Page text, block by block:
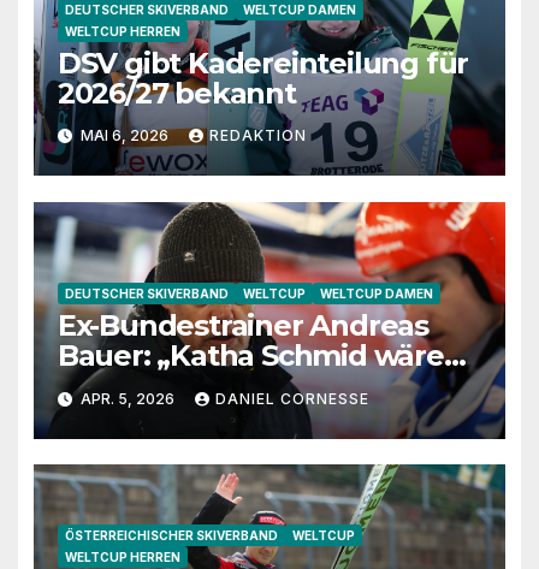
DEUTSCHER SKIVERBAND
WELTCUP DAMEN
WELTCUP HERREN
DSV gibt Kadereinteilung für
2026/27 bekannt
MAI 6, 2026 REDAKTION
DEUTSCHER SKIVERBAND WELTCUP WELTCUP DAMEN
Ex-Bundestrainer Andreas
Bauer: „Katha Schmid wäre
eine extrem gute
Jugendtrainerin“
APR. 5, 2026 DANIEL CORNESSE
ÖSTERREICHISCHER SKIVERBAND
WELTCUP
WELTCUP HERREN